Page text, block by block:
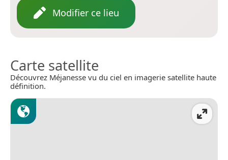
Modifier ce lieu
Carte satellite
Découvrez Méjanesse vu du ciel en imagerie satellite haute
définition.